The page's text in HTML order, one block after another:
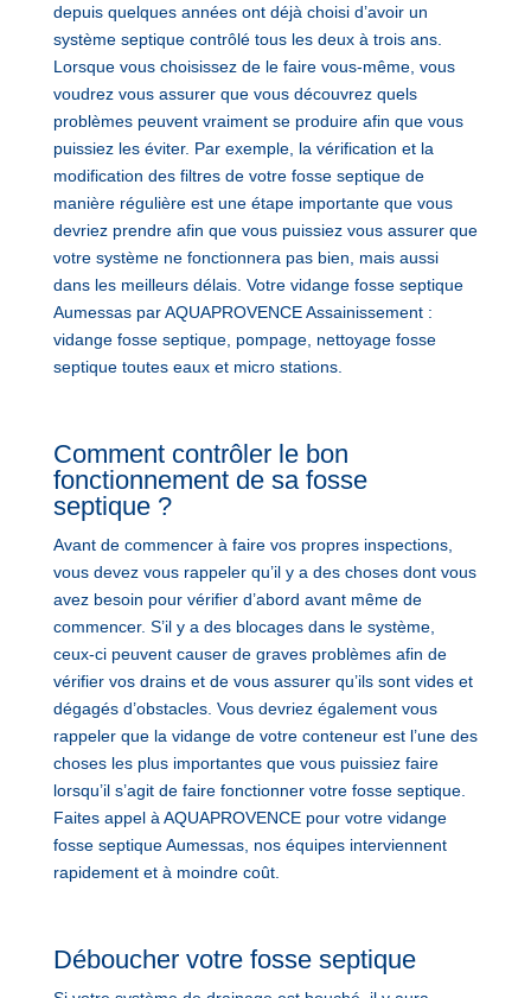
depuis quelques années ont déjà choisi d’avoir un
système septique contrôlé tous les deux à trois ans.
Lorsque vous choisissez de le faire vous-même, vous
voudrez vous assurer que vous découvrez quels
problèmes peuvent vraiment se produire afin que vous
puissiez les éviter. Par exemple, la vérification et la
modification des filtres de votre fosse septique de
manière régulière est une étape importante que vous
devriez prendre afin que vous puissiez vous assurer que
votre système ne fonctionnera pas bien, mais aussi
dans les meilleurs délais. Votre vidange fosse septique
Aumessas par AQUAPROVENCE Assainissement :
vidange fosse septique, pompage, nettoyage fosse
septique toutes eaux et micro stations.
Comment contrôler le bon
fonctionnement de sa fosse
septique ?
Avant de commencer à faire vos propres inspections,
vous devez vous rappeler qu’il y a des choses dont vous
avez besoin pour vérifier d’abord avant même de
commencer. S’il y a des blocages dans le système,
ceux-ci peuvent causer de graves problèmes afin de
vérifier vos drains et de vous assurer qu’ils sont vides et
dégagés d’obstacles. Vous devriez également vous
rappeler que la vidange de votre conteneur est l’une des
choses les plus importantes que vous puissiez faire
lorsqu’il s’agit de faire fonctionner votre fosse septique.
Faites appel à AQUAPROVENCE pour votre vidange
fosse septique Aumessas, nos équipes interviennent
rapidement et à moindre coût.
Déboucher votre fosse septique